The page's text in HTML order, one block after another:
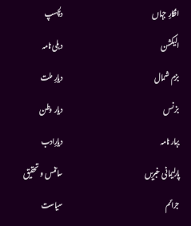
افکارِ جہاں
الیکشن
بزم شمال
بزنس
بہار نامہ
پارلیمانی خبریں
جرائم
دلچسپ
دہلی نامہ
دیارِ ملت
دیار وطن
دیارِادب
سائنس و تحقیق
سیاست